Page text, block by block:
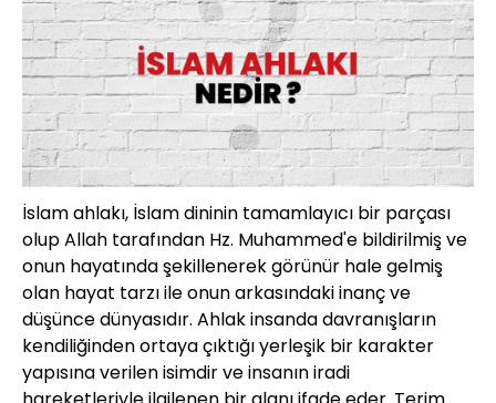
İslam ahlakı, İslam dininin tamamlayıcı bir parçası
olup Allah tarafından Hz. Muhammed'e bildirilmiş ve
onun hayatında şekillenerek görünür hale gelmiş
olan hayat tarzı ile onun arkasındaki inanç ve
düşünce dünyasıdır. Ahlak insanda davranışların
kendiliğinden ortaya çıktığı yerleşik bir karakter
yapısına verilen isimdir ve insanın iradi